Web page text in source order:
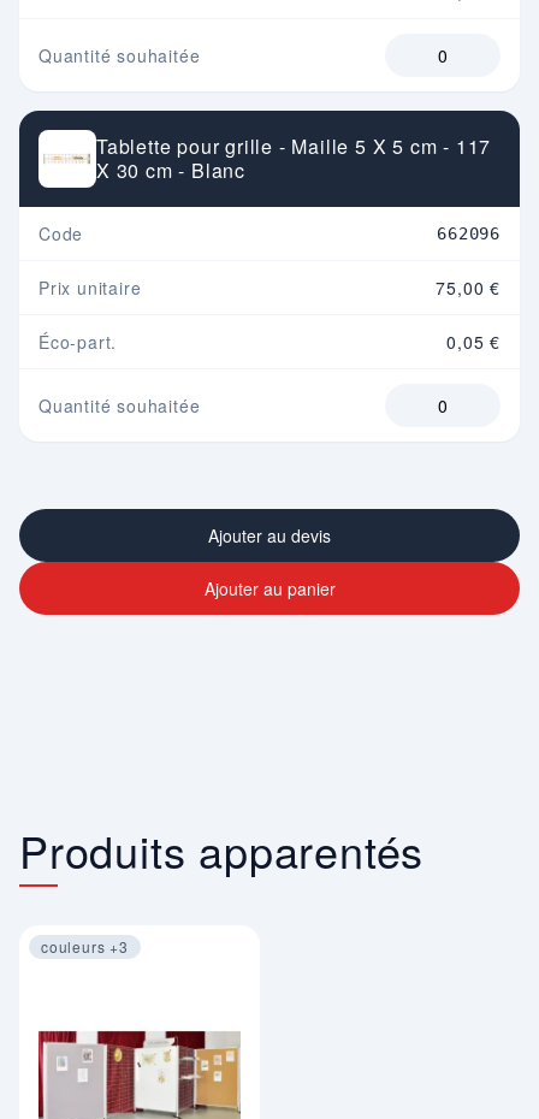
Quantité souhaitée
Tablette pour grille - Maille 5 X 5 cm - 117
X 30 cm - Blanc
Code 662096
Prix unitaire 75,00 €
Éco-part. 0,05 €
Quantité souhaitée
Ajouter au devis
Ajouter au panier
Produits apparentés
couleurs +3